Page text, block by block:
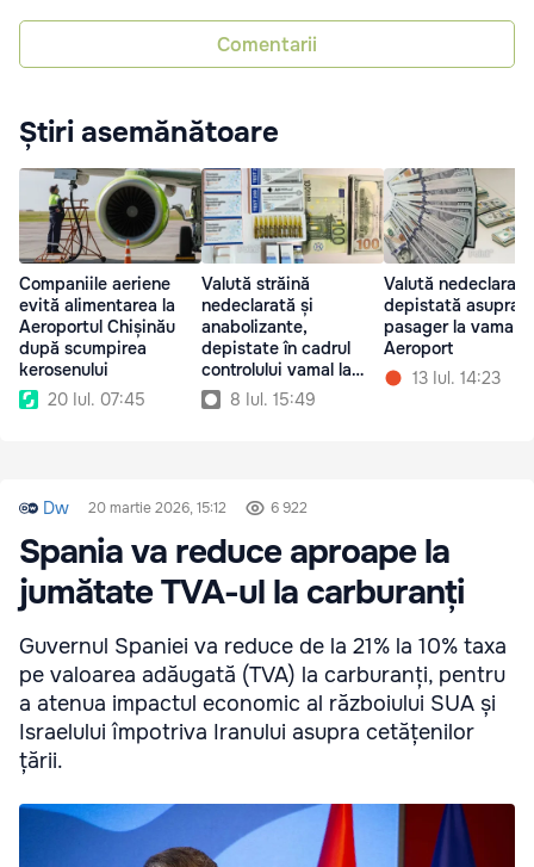
Comentarii
Știri asemănătoare
Companiile aeriene
evită alimentarea la
Aeroportul Chișinău
după scumpirea
kerosenului
20 Iul. 07:45
Valută străină
nedeclarată și
anabolizante,
depistate în cadrul
controlului vamal la
Aeroport8 Iul. 15:49
Valută
depistată asupra
pasager la vama
Aeroport
13 Iul. 14:23
Dw 20 martie 2026, 15:12 6 922
Spania va reduce aproape la
jumătate TVA-ul la carburanți
Guvernul Spaniei va reduce de la 21% la 10% taxa
pe valoarea adăugată (TVA) la carburanți, pentru
a atenua impactul economic al războiului SUA și
Israelului împotriva Iranului asupra cetățenilor
țării.